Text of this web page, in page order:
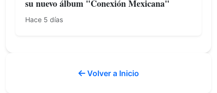
su nuevo álbum "Conexión Mexicana"
Hace 5 días
Volver a Inicio